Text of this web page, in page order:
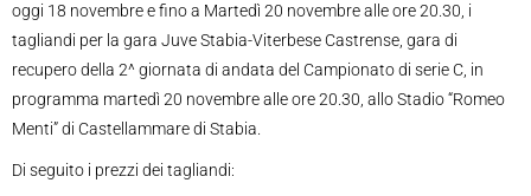
oggi 18 novembre e fino a Martedì 20 novembre alle ore 20.30, i
tagliandi per la gara Juve Stabia-Viterbese Castrense, gara di
recupero della 2^ giornata di andata del Campionato di serie C, in
programma martedì 20 novembre alle ore 20.30, allo Stadio “Romeo
Menti” di Castellammare di Stabia.
Di seguito i prezzi dei tagliandi: